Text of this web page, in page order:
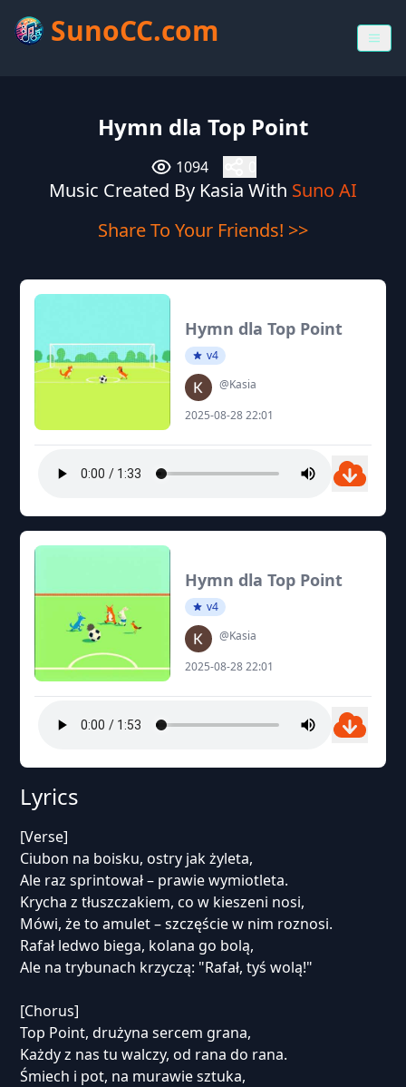
SunoCC.com
Hymn dla Top Point
1094
Music Created By Kasia With Suno AI
Share To Your Friends! >>
Hymn dla Top Point
v4
@Kasia
2025-08-28 22:01
Hymn dla Top Point
v4
@Kasia
2025-08-28 22:01
Lyrics
[Verse]
Ciubon na boisku, ostry jak żyleta,
Ale raz sprintował – prawie wymiotleta.
Krycha z tłuszczakiem, co w kieszeni nosi,
Mówi, że to amulet – szczęście w nim roznosi.
Rafał ledwo biega, kolana go bolą,
Ale na trybunach krzyczą: "Rafał, tyś wolą!"
[Chorus]
Top Point, drużyna sercem grana,
Każdy z nas tu walczy, od rana do rana.
Śmiech i pot, na murawie sztuka,